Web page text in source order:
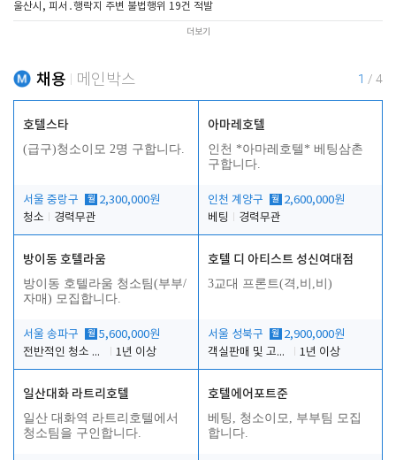
울산시, 피서․행락지 주변 불법행위 19건 적발
더보기
채용 메인박스 1 / 4
호텔스타
(급구)청소이모 2명 구합니다.
서울 중랑구 월 2,300,000원
청소
경력무관
아마레호텔
인천 *아마레호텔* 베팅삼촌
구합니다.
인천 계양구 월 2,600,000원
베팅
경력무관
방이동 호텔라움
방이동 호텔라움 청소팀(부부/
자매) 모집합니다.
서울 송파구 월 5,600,000원
전반적인 청소 업무(객실청소.객실정리)
1년 이상
호텔 디 아티스트 성신여대점
3교대 프론트(격,비,비)
서울 성북구 월 2,900,000원
객실판매 및 고객응대
1년 이상
일산대화 라트리호텔
일산 대화역 라트리호텔에서
청소팀을 구인합니다.
호텔에어포트준
베팅, 청소이모, 부부팀 모집
합니다.